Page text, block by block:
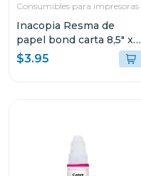
Consumibles para impresoras
Inacopia Resma de
papel bond carta 8,5" x
11" elite 75 500 hojas 20
lb
$3.95